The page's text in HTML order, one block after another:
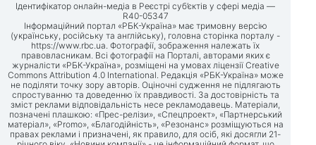
Ідентифікатор онлайн-медіа в Реєстрі суб’єктів у сфері медіа —
R40-05347
Інформаційний портал «РБК-Україна» має тримовну версію
(українську, російську та англійську), головна сторінка порталу -
https://www.rbc.ua. Фотографії, зображення належать їх
правовласникам. Всі фотографії на Порталі, авторами яких є
журналісти «РБК-Україна», розміщені на умовах ліцензії Creative
Commons Attribution 4.0 International. Редакція «РБК-Україна» може
не поділяти точку зору авторів. Оціночні судження не підлягають
спростуванню та доведенню їх правдивості. За достовірність та
зміст реклами відповідальність несе рекламодавець. Матеріали,
позначені плашкою: «Прес-релізи», «Спецпроект», «Партнерський
матеріал», «Promo», «Благодійність», «Резонанс» розміщуються на
правах реклами і призначені, як правило, для осіб, які досягли 21-